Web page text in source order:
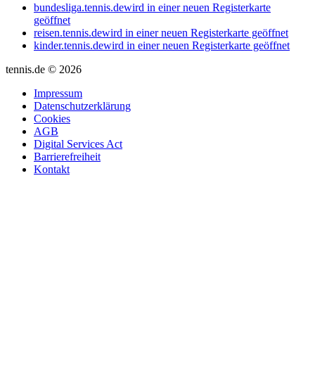
bundesliga.tennis.dewird in einer neuen Registerkarte
geöffnet
reisen.tennis.dewird in einer neuen Registerkarte geöffnet
kinder.tennis.dewird in einer neuen Registerkarte geöffnet
tennis.de © 2026
Impressum
Datenschutzerklärung
Cookies
AGB
Digital Services Act
Barrierefreiheit
Kontakt